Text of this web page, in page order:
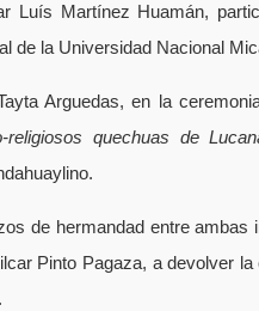
Luís Martínez Huamán,
de la Universidad Nacional
Arguedas, en la
religiosos quechuas de
de hermandad entre
Pinto Pagaza, a devolver